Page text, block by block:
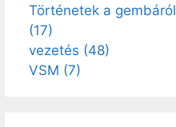
Történetek a gembáról
(17)
vezetés (48)
VSM (7)